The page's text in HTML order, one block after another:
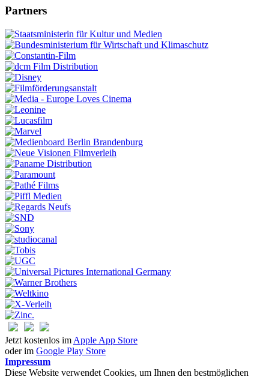
Partners
Jetzt kostenlos im Apple App Store
oder im Google Play Store
Impressum
Diese Website verwendet Cookies, um Ihnen den bestmöglichen